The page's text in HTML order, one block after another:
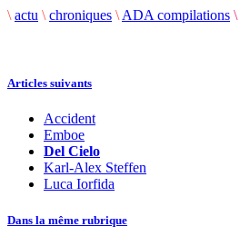
\ actu \ chroniques \ ADA compilations \
Articles suivants
Accident
Emboe
Del Cielo
Karl-Alex Steffen
Luca Iorfida
Dans la même rubrique